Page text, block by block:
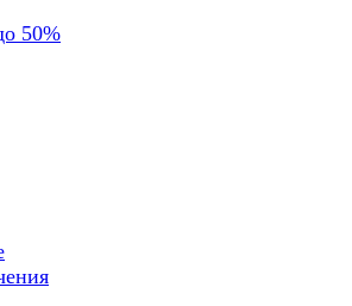
50%